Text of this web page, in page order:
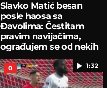
Slavko Matić besan
posle haosa sa
Đavolima: Čestitam
pravim navijačima,
ograđujem se od nekih
1:32
0